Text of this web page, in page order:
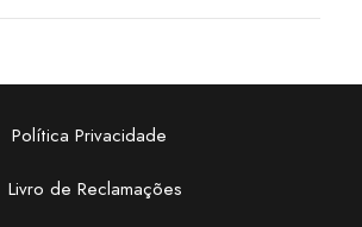
Política Privacidade
Livro de Reclamações